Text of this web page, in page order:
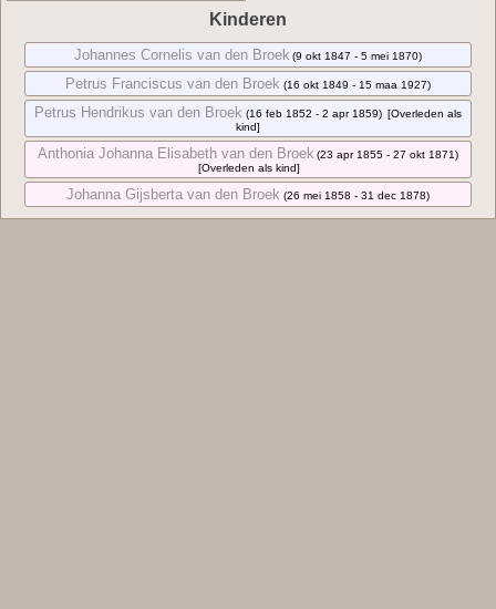
Kinderen
Johannes Cornelis van den Broek (9 okt 1847 - 5 mei 1870)
Petrus Franciscus van den Broek (16 okt 1849 - 15 maa 1927)
Petrus Hendrikus van den Broek (16 feb 1852 - 2 apr 1859) [Overleden als
kind]
Anthonia Johanna Elisabeth van den Broek (23 apr 1855 - 27 okt 1871)
[Overleden als kind]
Johanna Gijsberta van den Broek (26 mei 1858 - 31 dec 1878)